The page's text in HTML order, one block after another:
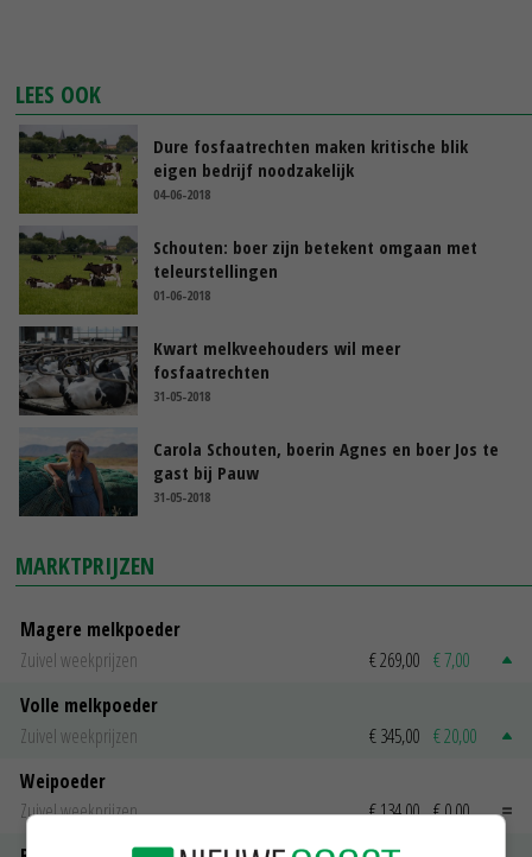
LEES OOK
Dure fosfaatrechten maken kritische blik
eigen bedrijf noodzakelijk
04-06-2018
Schouten: boer zijn betekent omgaan met
teleurstellingen
01-06-2018
Kwart melkveehouders wil meer
fosfaatrechten
31-05-2018
Carola Schouten, boerin Agnes en boer Jos te
gast bij Pauw
31-05-2018
MARKTPRIJZEN
Magere melkpoeder
Zuivel weekprijzen
€ 269,00 € 7,00
Volle melkpoeder
Zuivel weekprijzen
€ 345,00 € 20,00
Weipoeder
Zuivel weekprijzen
€ 134,00 € 0,00